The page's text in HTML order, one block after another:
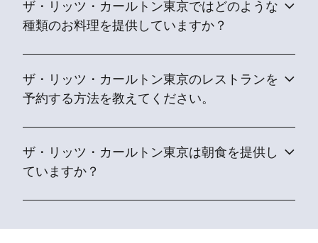
ザ・リッツ・カールトン東京ではどのような
種類のお料理を提供していますか？
ザ・リッツ・カールトン東京のレストランを
予約する方法を教えてください。
ザ・リッツ・カールトン東京は朝食を提供し
ていますか？